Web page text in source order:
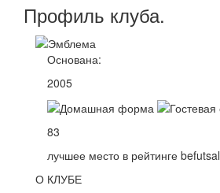
Профиль клуба.
Основана:
2005
83
лучшее место в рейтинге befutsal
О КЛУБЕ